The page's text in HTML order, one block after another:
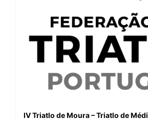
IV Triatlo de Moura – Triatlo de